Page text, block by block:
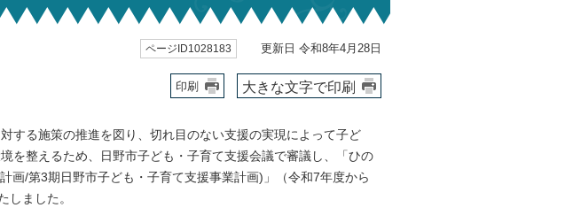
ページID1028183 更新日 令和8年4月28日
印刷 大きな文字で印刷
する施策の推進を図り、切れ目のない支援の実現によって子ど
を整えるため、日野市子ども・子育て支援会議で審議し、「ひの
画/第3期日野市子ども・子育て支援事業計画)」（令和7年度から
しました。